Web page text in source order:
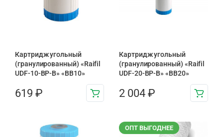
Картридж угольный
(гранулированный) «Raifil
UDF-10-BP-B» «BB10»
619 ₽
Картридж угольный
(гранулированный) «Raifil
UDF-20-BP-B» «BB20»
2 004 ₽
ОПТ ВЫГОДНЕЕ